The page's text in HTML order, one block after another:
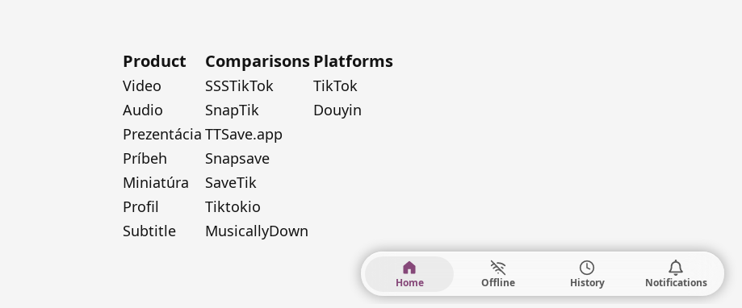
Product
Video
Audio
Prezentácia
Príbeh
Miniatúra
Profil
Subtitle
Comparisons
SSSTikTok
SnapTik
TTSave.app
Snapsave
SaveTik
Tiktokio
MusicallyDown
Platforms
TikTok
Douyin
Home Offline History Notifications